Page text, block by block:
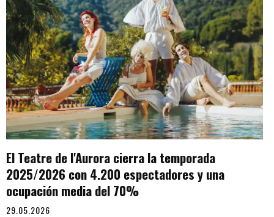
El Teatre de l'Aurora cierra la temporada
2025/2026 con 4.200 espectadores y una
ocupación media del 70%
29.05.2026